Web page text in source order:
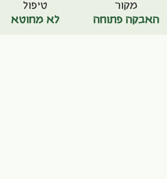
מקור
האבקה פתוחה
טיפול
לא מחוטא